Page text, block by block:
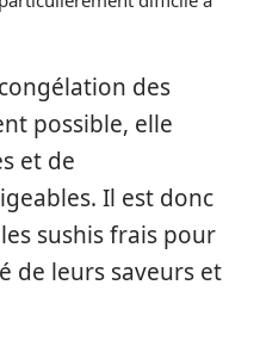
des
possible, elle
et de
Il est donc
sushis frais pour
de leurs saveurs et